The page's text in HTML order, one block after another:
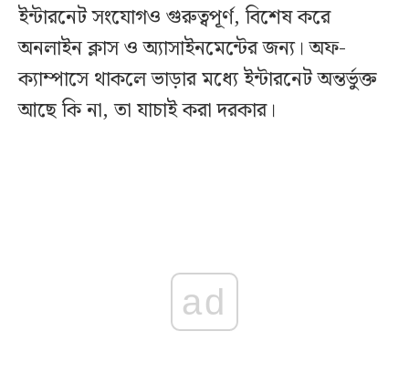
ইন্টারনেট সংযোগও গুরুত্বপূর্ণ, বিশেষ করে
অনলাইন ক্লাস ও অ্যাসাইনমেন্টের জন্য। অফ-
ক্যাম্পাসে থাকলে ভাড়ার মধ্যে ইন্টারনেট অন্তর্ভুক্ত
আছে কি না, তা যাচাই করা দরকার।
ad